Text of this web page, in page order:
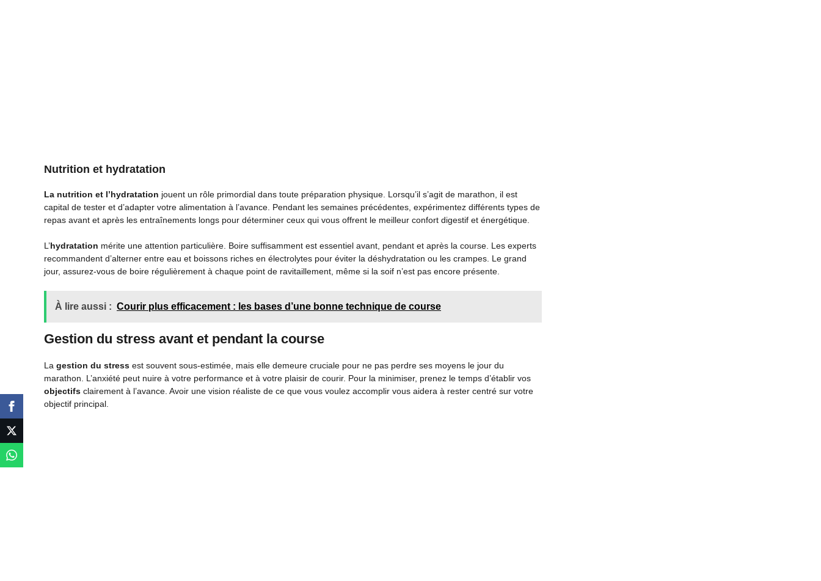
Nutrition et hydratation
La nutrition et l’hydratation jouent un rôle primordial dans toute préparation physique. Lorsqu’il s’agit de marathon, il est
capital de tester et d’adapter votre alimentation à l’avance. Pendant les semaines précédentes, expérimentez différents types de
repas avant et après les entraînements longs pour déterminer ceux qui vous offrent le meilleur confort digestif et énergétique.
L’hydratation mérite une attention particulière. Boire suffisamment est essentiel avant, pendant et après la course. Les experts
recommandent d’alterner entre eau et boissons riches en électrolytes pour éviter la déshydratation ou les crampes. Le grand
jour, assurez-vous de boire régulièrement à chaque point de ravitaillement, même si la soif n’est pas encore présente.
À lire aussi : Courir plus efficacement : les bases d’une bonne technique de course
Gestion du stress avant et pendant la course
La gestion du stress est souvent sous-estimée, mais elle demeure cruciale pour ne pas perdre ses moyens le jour du
marathon. L’anxiété peut nuire à votre performance et à votre plaisir de courir. Pour la minimiser, prenez le temps d’établir vos
objectifs clairement à l’avance. Avoir une vision réaliste de ce que vous voulez accomplir vous aidera à rester centré sur votre
objectif principal.